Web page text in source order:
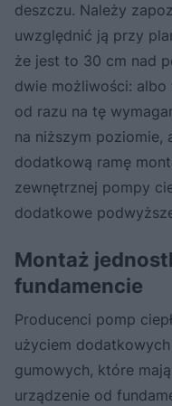
deszczu. Należy
uwzględnić ją przy
że jest to 30 cm nad
dwie możliwości:
od razu na tę
na niższym poziomie,
dodatkową ramę
zewnętrznej pompy
dodatkowe
Montaż
fundamencie
Producenci pomp
użyciem
gumowych, które
urządzenie od